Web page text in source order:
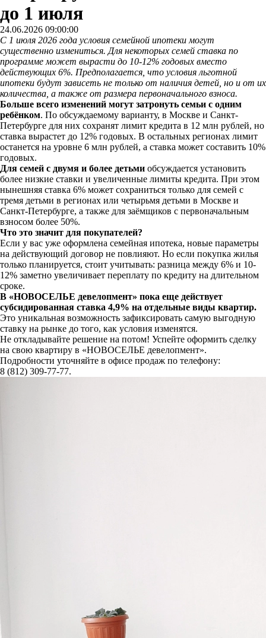
до 1 июля
24.06.2026 09:00:00
С 1 июля 2026 года условия семейной ипотеки могут
существенно измениться. Для некоторых семей ставка по
программе может вырасти до 10-12% годовых вместо
действующих 6%. Предполагается, что условия льготной
ипотеки будут зависеть не только от наличия детей, но и от их
количества, а также от размера первоначального взноса.
Больше всего изменений могут затронуть семьи с одним
ребёнком. По обсуждаемому варианту, в Москве и Санкт-
Петербурге для них сохранят лимит кредита в 12 млн рублей, но
ставка вырастет до 12% годовых. В остальных регионах лимит
останется на уровне 6 млн рублей, а ставка может составить 10%
годовых.
Для семей с двумя и более детьми обсуждается установить
более низкие ставки и увеличенные лимиты кредита. При этом
нынешняя ставка 6% может сохраниться только для семей с
тремя детьми в регионах или четырьмя детьми в Москве и
Санкт-Петербурге, а также для заёмщиков с первоначальным
взносом более 50%.
Что это значит для покупателей?
Если у вас уже оформлена семейная ипотека, новые параметры
на действующий договор не повлияют. Но если покупка жилья
только планируется, стоит учитывать: разница между 6% и 10-
12% заметно увеличивает переплату по кредиту на длительном
сроке.
В «НОВОСЕЛЬЕ девелопмент» пока еще действует
субсидированная ставка 4,9% на отдельные виды квартир.
Это уникальная возможность зафиксировать самую выгодную
ставку на рынке до того, как условия изменятся.
Не откладывайте решение на потом! Успейте оформить сделку
на свою квартиру в «НОВОСЕЛЬЕ девелопмент».
Подробности уточняйте в офисе продаж по телефону:
8 (812) 309-77-77.